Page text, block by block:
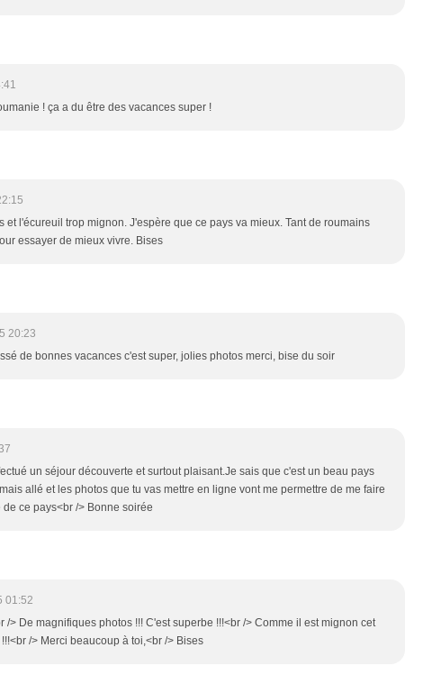
! ça a du être des vacances super !
et l'écureuil trop mignon. J'espère que ce pays va mieux. Tant de roumains
essayer de mieux vivre. Bises
20:23
de bonnes vacances c'est super, jolies photos merci, bise du soir
un séjour découverte et surtout plaisant.Je sais que c'est un beau pays
allé et les photos que tu vas mettre en ligne vont me permettre de me faire
ce pays<br /> Bonne soirée
01:52
/> De magnifiques photos !!! C'est superbe !!!<br /> Comme il est mignon cet
/> Merci beaucoup à toi,<br /> Bises